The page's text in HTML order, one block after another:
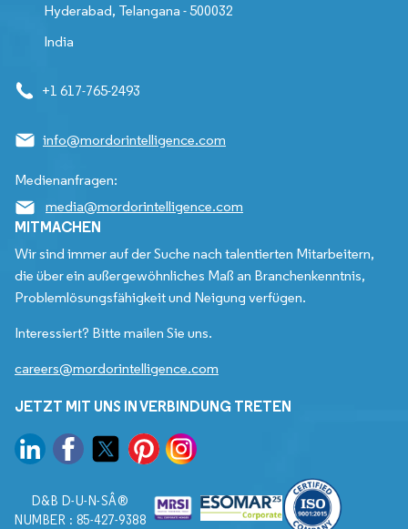
Hyderabad, Telangana - 500032
India
+1 617-765-2493
info@mordorintelligence.com
Medienanfragen:
media@mordorintelligence.com
MITMACHEN
Wir sind immer auf der Suche nach talentierten Mitarbeitern,
die über ein außergewöhnliches Maß an Branchenkenntnis,
Problemlösungsfähigkeit und Neigung verfügen.
Interessiert? Bitte mailen Sie uns.
careers@mordorintelligence.com
JETZT MIT UNS IN VERBINDUNG TRETEN
D&B D-U-N-SÂ®
NUMBER : 85-427-9388